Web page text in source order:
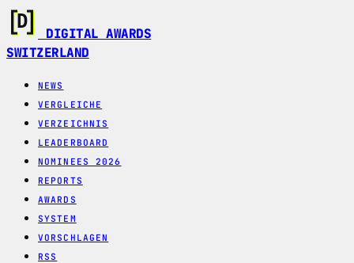
DIGITAL AWARDS
SWITZERLAND
NEWS
VERGLEICHE
VERZEICHNIS
LEADERBOARD
NOMINEES 2026
REPORTS
AWARDS
SYSTEM
VORSCHLAGEN
RSS